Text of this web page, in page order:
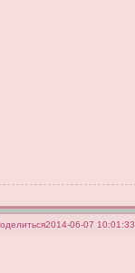
2014-06-07 10:01:33